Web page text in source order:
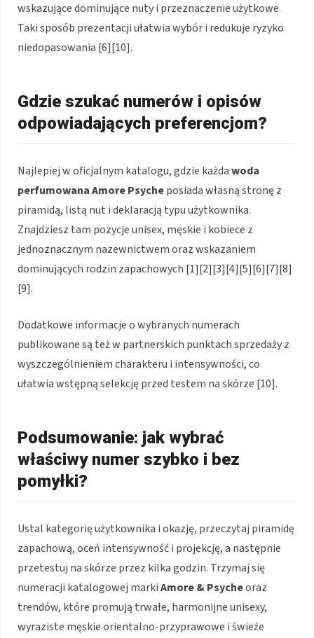
wskazujące dominujące nuty i przeznaczenie użytkowe.
Taki sposób prezentacji ułatwia wybór i redukuje ryzyko
niedopasowania [6][10].
Gdzie szukać numerów i opisów
odpowiadających preferencjom?
Najlepiej w oficjalnym katalogu, gdzie każdawoda
perfumowana Amore Psycheposiada własną stronę z
piramidą, listą nut i deklaracją typu użytkownika.
Znajdziesz tam pozycje unisex, męskie i kobiece z
jednoznacznym nazewnictwem oraz wskazaniem
dominujących rodzin zapachowych [1][2][3][4][5][6][7][8]
[9].
Dodatkowe informacje o wybranych numerach
publikowane są też w partnerskich punktach sprzedaży z
wyszczególnieniem charakteru i intensywności, co
ułatwia wstępną selekcję przed testem na skórze [10].
Podsumowanie: jak wybrać
właściwy numer szybko i bez
pomyłki?
Ustal kategorię użytkownika i okazję, przeczytaj piramidę
zapachową, oceń intensywność i projekcję, a następnie
przetestuj na skórze przez kilka godzin. Trzymaj się
numeracji katalogowej markiAmore & Psycheoraz
trendów, które promują trwałe, harmonijne unisexy,
wyraziste męskie orientalno-przyprawowe i świeże